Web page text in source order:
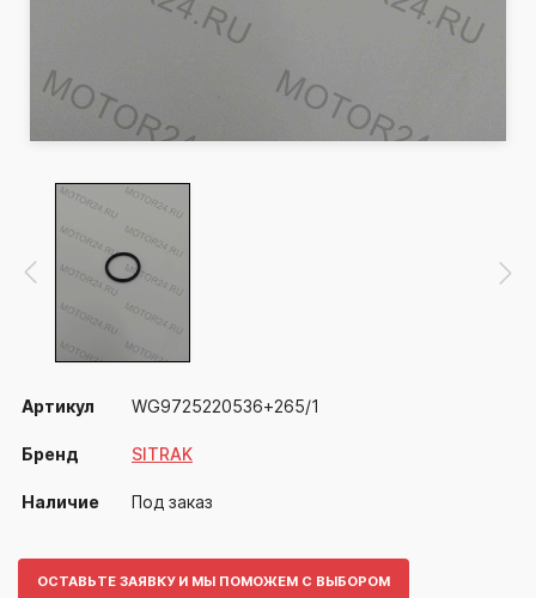
Артикул WG9725220536+265/1
Бренд SITRAK
Наличие Под заказ
ОСТАВЬТЕ ЗАЯВКУ И МЫ ПОМОЖЕМ С ВЫБОРОМ